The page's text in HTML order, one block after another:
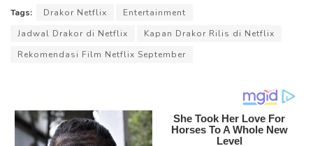
Tags: Drakor Netflix
Entertainment
Jadwal Drakor di Netflix
Kapan Drakor Rilis di Netflix
Rekomendasi Film Netflix September